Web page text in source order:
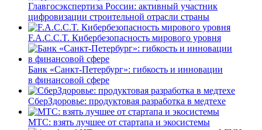
Главгосэкспертиза России: активный участник
цифровизации строительной отрасли страны
F.A.C.C.T. Кибербезопасность мирового уровня
Банк «Санкт-Петербург»: гибкость и инновации
в финансовой сфере
СберЗдоровье: продуктовая разработка в медтехе
МТС: взять лучшее от стартапа и экосистемы